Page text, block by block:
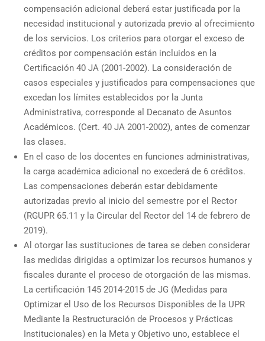
compensación adicional deberá estar justificada por la
necesidad institucional y autorizada previo al ofrecimiento
de los servicios. Los criterios para otorgar el exceso de
créditos por compensación están incluidos en la
Certificación 40 JA (2001-2002). La consideración de
casos especiales y justificados para compensaciones que
excedan los límites establecidos por la Junta
Administrativa, corresponde al Decanato de Asuntos
Académicos. (Cert. 40 JA 2001-2002), antes de comenzar
las clases.
En el caso de los docentes en funciones administrativas,
la carga académica adicional no excederá de 6 créditos.
Las compensaciones deberán estar debidamente
autorizadas previo al inicio del semestre por el Rector
(RGUPR 65.11 y la Circular del Rector del 14 de febrero de
2019).
Al otorgar las sustituciones de tarea se deben considerar
las medidas dirigidas a optimizar los recursos humanos y
fiscales durante el proceso de otorgación de las mismas.
La certificación 145 2014-2015 de JG (Medidas para
Optimizar el Uso de los Recursos Disponibles de la UPR
Mediante la Restructuración de Procesos y Prácticas
Institucionales) en la Meta y Objetivo uno, establece el